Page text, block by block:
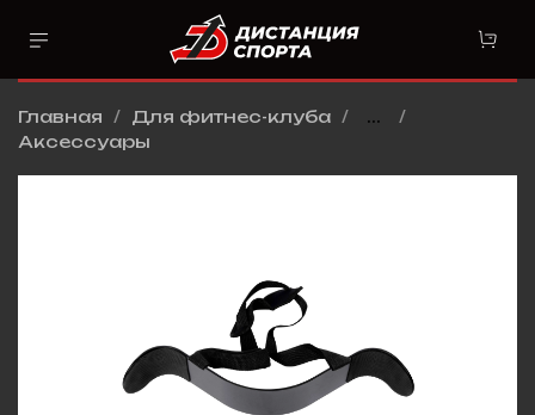
Главная Для фитнес-клуба
...
Аксессуары